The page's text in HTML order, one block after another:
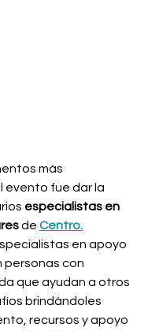
más
evento fue dar la
especialistas en
de Centro.
en apoyo
personas con
que ayudan a otros
brindándoles
recursos y apoyo